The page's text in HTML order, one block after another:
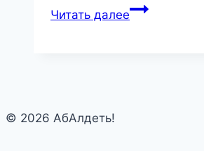
Читать далееВот
© 2026 АбАлдеть!